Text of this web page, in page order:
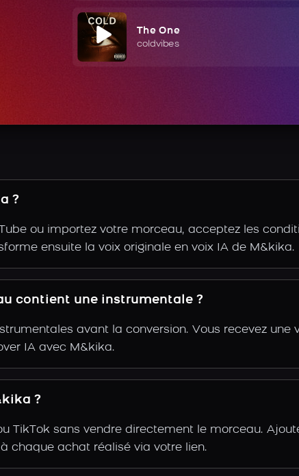
The One
coldvibes
?
ou importez votre morceau, acceptez les
ensuite la voix originale en voix IA de M&kika.
contient une instrumentale ?
avant la conversion. Vous recevez une
IA avec M&kika.
?
TikTok sans vendre directement le morceau.
chaque achat réalisé via votre lien.